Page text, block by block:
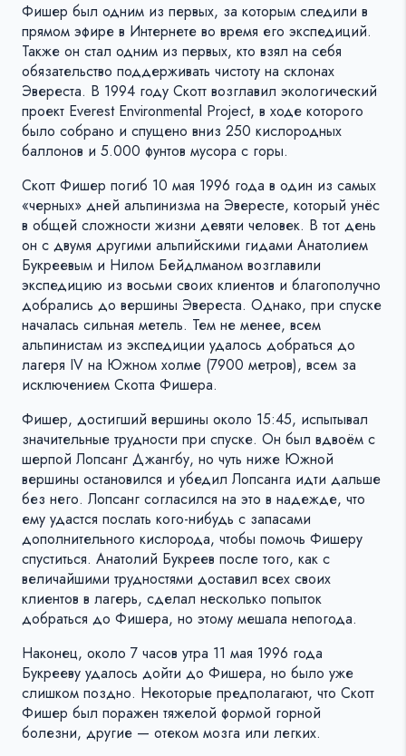
Фишер был одним из первых, за которым следили в
прямом эфире в Интернете во время его экспедиций.
Также он стал одним из первых, кто взял на себя
обязательство поддерживать чистоту на склонах
Эвереста. В 1994 году Скотт возглавил экологический
проект Everest Environmental Project, в ходе которого
было собрано и спущено вниз 250 кислородных
баллонов и 5.000 фунтов мусора с горы.
Скотт Фишер погиб 10 мая 1996 года в один из самых
«черных» дней альпинизма на Эвересте, который унёс
в общей сложности жизни девяти человек. В тот день
он с двумя другими альпийскими гидами Анатолием
Букреевым и Нилом Бейдлманом возглавили
экспедицию из восьми своих клиентов и благополучно
добрались до вершины Эвереста. Однако, при спуске
началась сильная метель. Тем не менее, всем
альпинистам из экспедиции удалось добраться до
лагеря IV на Южном холме (7900 метров), всем за
исключением Скотта Фишера.
Фишер, достигший вершины около 15:45, испытывал
значительные трудности при спуске. Он был вдвоём с
шерпой Лопсанг Джангбу, но чуть ниже Южной
вершины остановился и убедил Лопсанга идти дальше
без него. Лопсанг согласился на это в надежде, что
ему удастся послать кого-нибудь с запасами
дополнительного кислорода, чтобы помочь Фишеру
спуститься. Анатолий Букреев после того, как с
величайшими трудностями доставил всех своих
клиентов в лагерь, сделал несколько попыток
добраться до Фишера, но этому мешала непогода.
Наконец, около 7 часов утра 11 мая 1996 года
Букрееву удалось дойти до Фишера, но было уже
слишком поздно. Некоторые предполагают, что Скотт
Фишер был поражен тяжелой формой горной
болезни, другие — отеком мозга или легких.